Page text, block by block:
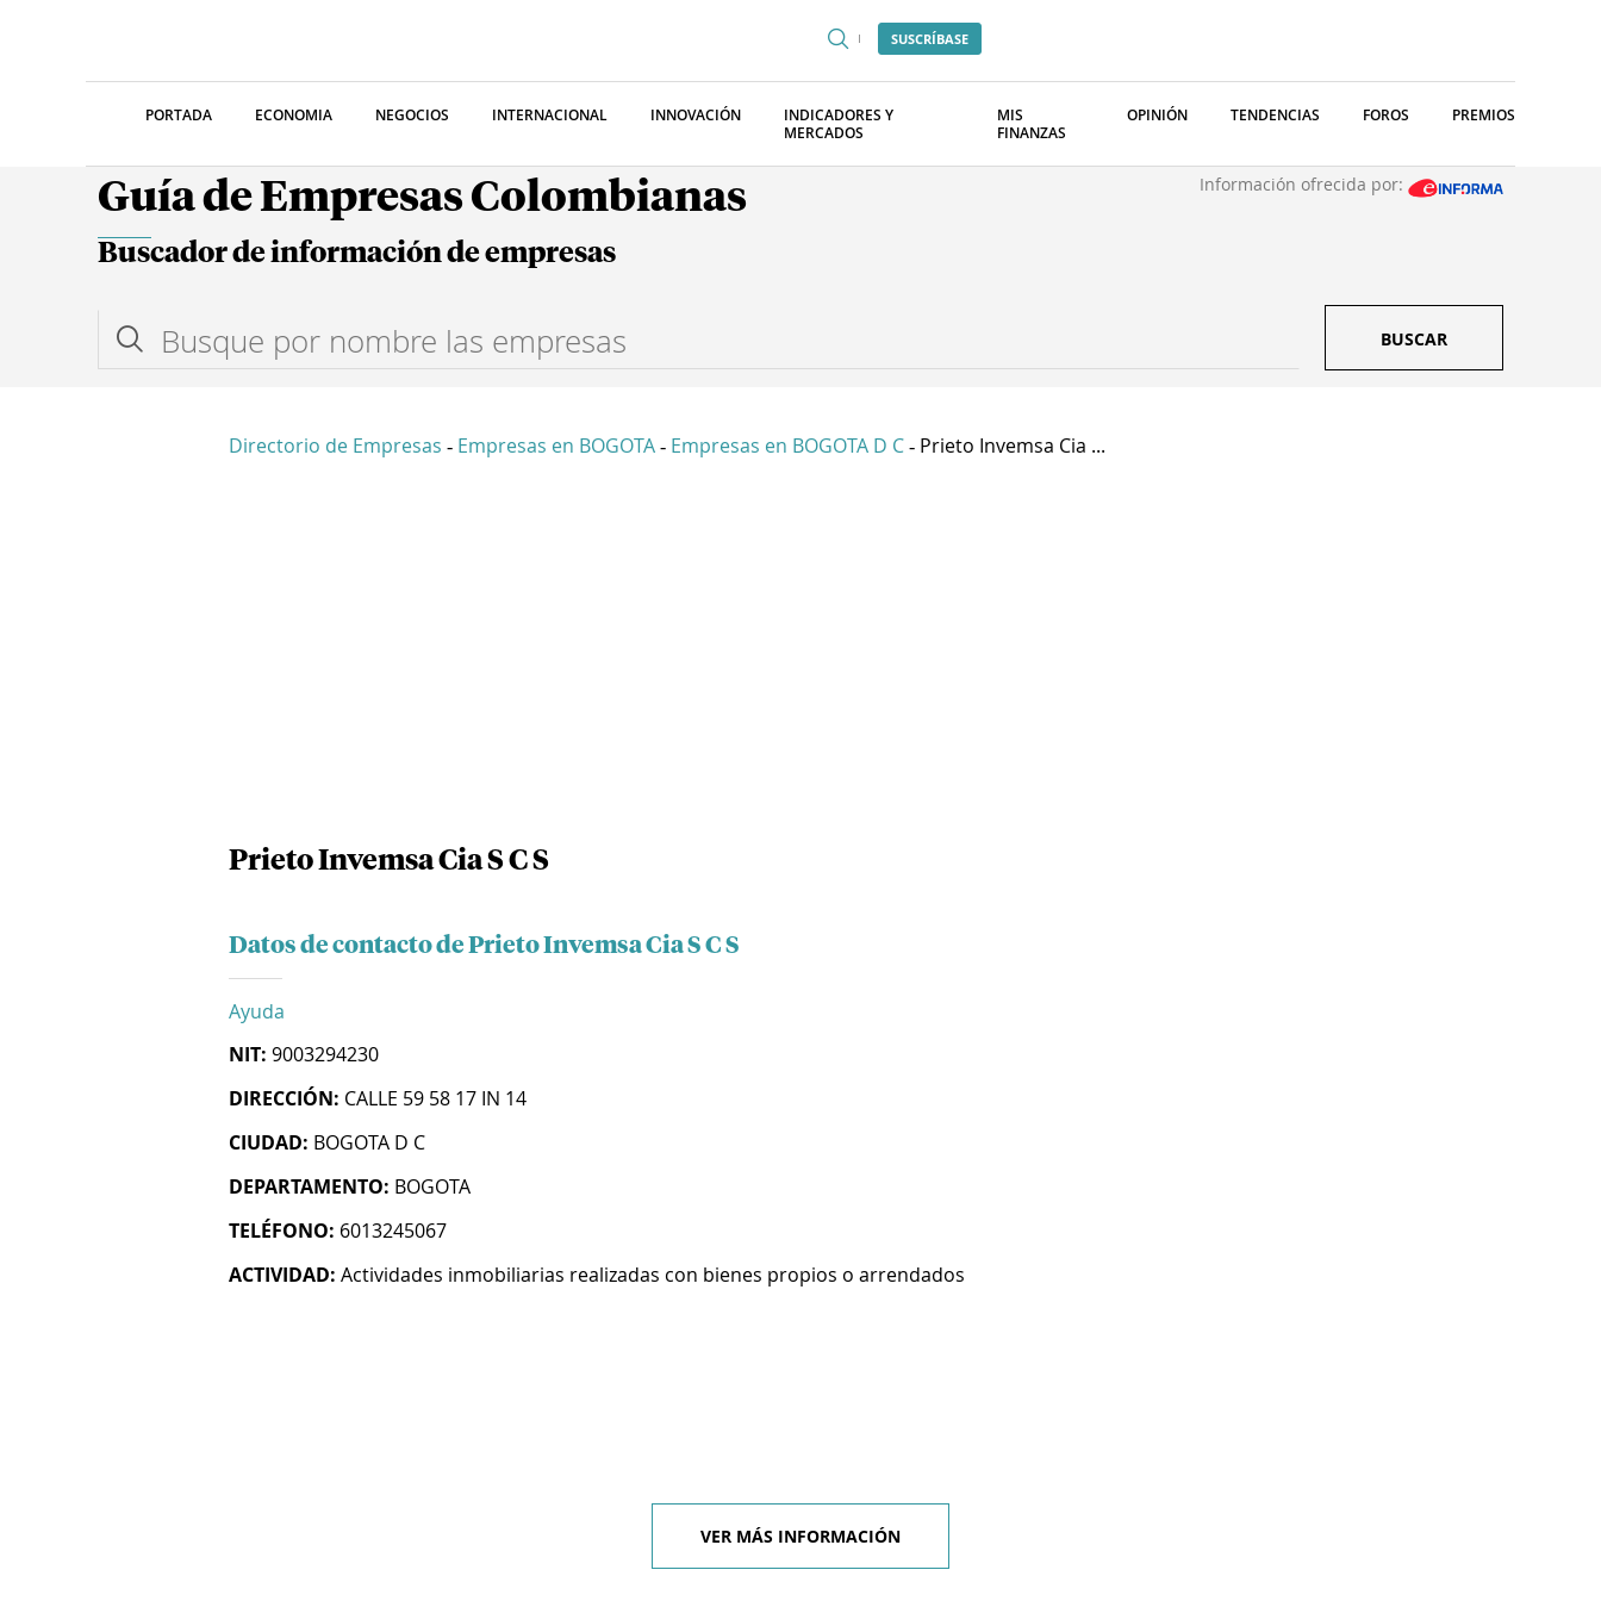
SUSCRÍBASE
PORTADA ECONOMIA NEGOCIOS INTERNACIONAL INNOVACIÓN
INDICADORES Y
MERCADOS
MIS
FINANZAS
OPINIÓN TENDENCIAS FOROS PREMIOS
Guía de Empresas Colombianas Información ofrecida por:
Buscador de información de empresas
BUSCAR
Directorio de Empresas - Empresas en BOGOTA - Empresas en BOGOTA D C - Prieto Invemsa Cia ...
Prieto Invemsa Cia S C S
Datos de contacto de Prieto Invemsa Cia S C S
Ayuda
NIT: 9003294230
DIRECCIÓN: CALLE 59 58 17 IN 14
CIUDAD: BOGOTA D C
DEPARTAMENTO: BOGOTA
TELÉFONO: 6013245067
ACTIVIDAD: Actividades inmobiliarias realizadas con bienes propios o arrendados
VER MÁS INFORMACIÓN